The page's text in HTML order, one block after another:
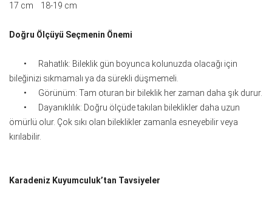
17 cm 18-19 cm
Doğru Ölçüyü Seçmenin Önemi
•
Rahatlık: Bileklik gün boyunca kolunuzda olacağı için
bileğinizi sıkmamalı ya da sürekli düşmemeli.
•
Görünüm: Tam oturan bir bileklik her zaman daha şık durur.
•
Dayanıklılık: Doğru ölçüde takılan bileklikler daha uzun
ömürlü olur. Çok sıkı olan bileklikler zamanla esneyebilir veya
kırılabilir.
Karadeniz Kuyumculuk’tan Tavsiyeler